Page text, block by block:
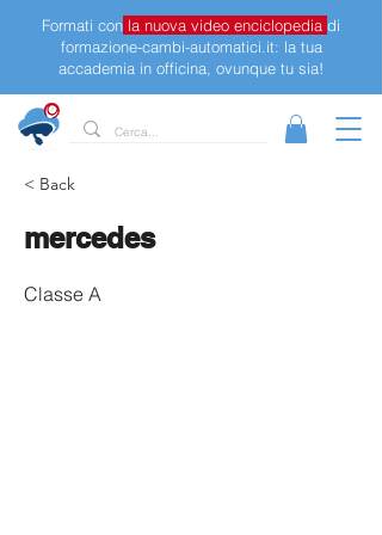
Formati con la nuova video enciclopedia di
formazione-cambi-automatici.it: la tua
accademia in officina, ovunque tu sia!
< Back
mercedes
Classe A